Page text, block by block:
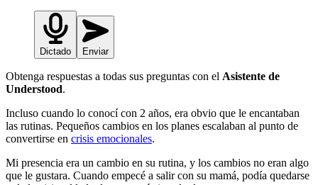
Dictado Enviar
Obtenga respuestas a todas sus preguntas con el Asistente de
Understood.
Incluso cuando lo conocí con 2 años, era obvio que le encantaban
las rutinas. Pequeños cambios en los planes escalaban al punto de
convertirse en crisis emocionales.
Mi presencia era un cambio en su rutina, y los cambios no eran algo
que le gustara. Cuando empecé a salir con su mamá, podía quedarse